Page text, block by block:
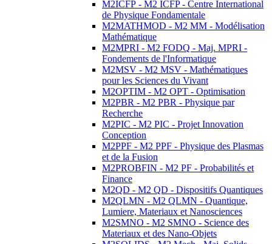
M2ICFP - M2 ICFP - Centre International
de Physique Fondamentale
M2MATHMOD - M2 MM - Modélisation
Mathématique
M2MPRI - M2 FODQ - Maj. MPRI -
Fondements de l'Informatique
M2MSV - M2 MSV - Mathématiques
pour les Sciences du Vivant
M2OPTIM - M2 OPT - Optimisation
M2PBR - M2 PBR - Physique par
Recherche
M2PIC - M2 PIC - Projet Innovation
Conception
M2PPF - M2 PPF - Physique des Plasmas
et de la Fusion
M2PROBFIN - M2 PF - Probabilités et
Finance
M2QD - M2 QD - Dispositifs Quantiques
M2QLMN - M2 QLMN - Quantique,
Lumiere, Materiaux et Nanosciences
M2SMNO - M2 SMNO - Science des
Materiaux et des Nano-Objets